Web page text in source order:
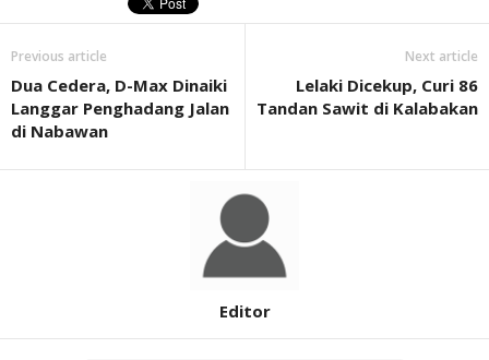
Previous article
Dua Cedera, D-Max Dinaiki
Langgar Penghadang Jalan
di Nabawan
Next article
Lelaki Dicekup, Curi 86
Tandan Sawit di Kalabakan
Editor